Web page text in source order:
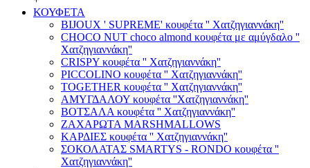
ΚΟΥΦΕΤΑ
BIJOUX ' SUPREME' κουφέτα '' Χατζηγιαννάκη''
CHOCO NUT choco almond κουφέτα με αμύγδαλο ''
Χατζηγιαννάκη''
CRISPY κουφέτα '' Χατζηγιαννάκη''
PICCOLINO κουφέτα '' Χατζηγιαννάκη''
TOGETHER κουφέτα '' Χατζηγιαννάκη''
ΑΜΥΓΔΑΛΟΥ κουφέτα ''Χατζηγιαννάκη''
ΒΟΤΣΑΛΑ κουφέτα '' Χατζηγιαννάκη''
ΖΑΧΑΡΩΤΑ MARSHMALLOWS
ΚΑΡΔΙΕΣ κουφέτα '' Χατζηγιαννάκη''
ΣΟΚΟΛΑΤΑΣ SMARTYS - RONDO κουφέτα ''
Χατζηγιαννάκη''